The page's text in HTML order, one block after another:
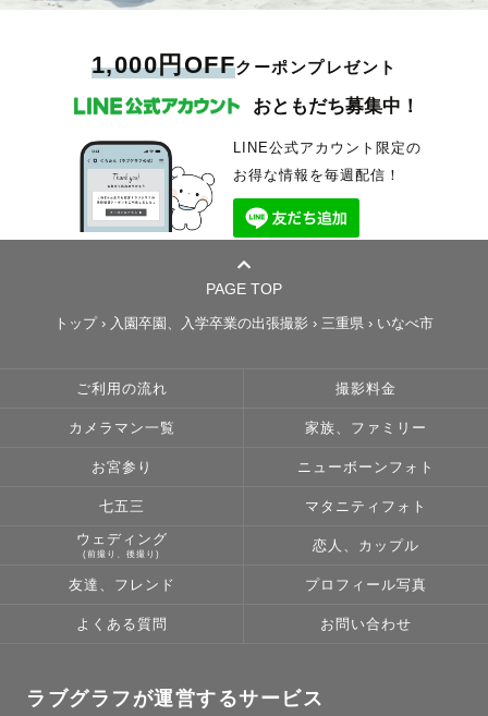
1,000円OFFクーポンプレゼント
おともだち募集中！
LINE公式アカウント限定の
お得な情報を毎週配信！
PAGE TOP
トップ › 入園卒園、入学卒業の出張撮影 › 三重県 › いなべ市
ご利用の流れ 撮影料金
カメラマン一覧 家族、ファミリー
お宮参り ニューボーンフォト
七五三 マタニティフォト
ウェディング
(前撮り、後撮り)
恋人、カップル
友達、フレンド プロフィール写真
よくある質問 お問い合わせ
ラブグラフが運営するサービス